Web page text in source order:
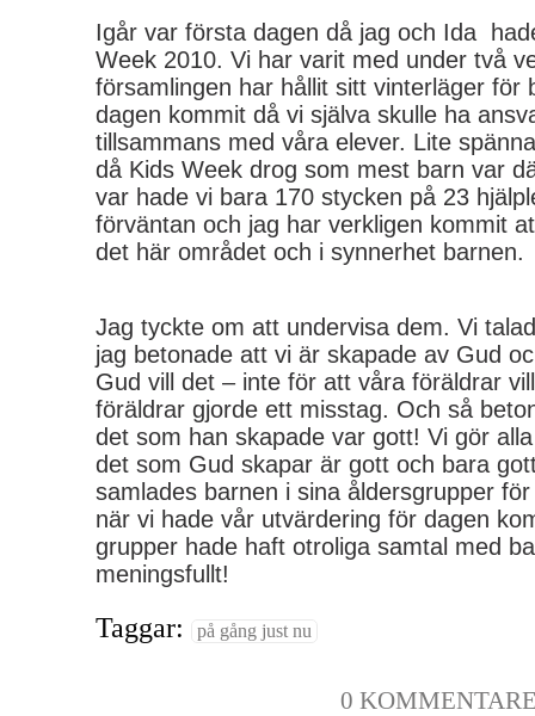
Igår var första dagen då jag och Ida
Week 2010. Vi har varit med under två
församlingen har hållit sitt vinterläger för
dagen kommit då vi själva skulle ha
tillsammans med våra elever. Lite
då Kids Week drog som mest barn var
var hade vi bara 170 stycken på 23
förväntan och jag har verkligen kommit
det här området och i synnerhet barnen.
Jag tyckte om att undervisa dem. Vi
jag betonade att vi är skapade av Gud
Gud vill det – inte för att våra föräldrar
föräldrar gjorde ett misstag. Och så
det som han skapade var gott! Vi gör
det som Gud skapar är gott och bara
samlades barnen i sina åldersgrupper
när vi hade vår utvärdering för dagen
grupper hade haft otroliga samtal med
meningsfullt!
Taggar: på gång just nu
0